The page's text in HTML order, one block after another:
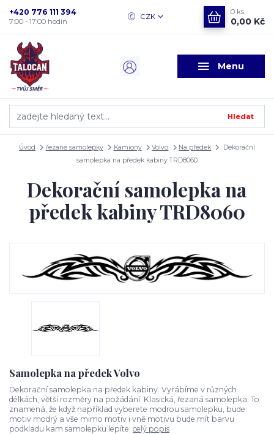
Menu
CZK
Hledat
+420 776 111 394
7:00 - 17:00 hodin
0 ks
0,00 Kč
Úvod řezané samolepky Kamiony Volvo Na předek
Dekorační
samolepka na předek kabiny TRD8060
Dekorační samolepka na
předek kabiny TRD8060
Samolepka na předek Volvo
Dekorační samolepka na předek kabiny. Vyrábíme v různých
délkách, větší rozměry na požádání. Klasická, řezaná samolepka. To
znamená, že když například vyberete modrou samolepku, bude
motiv modrý a vše mimo motiv i vně motivu bude mít barvu
podkladu kam samolepku lepíte. celý popis